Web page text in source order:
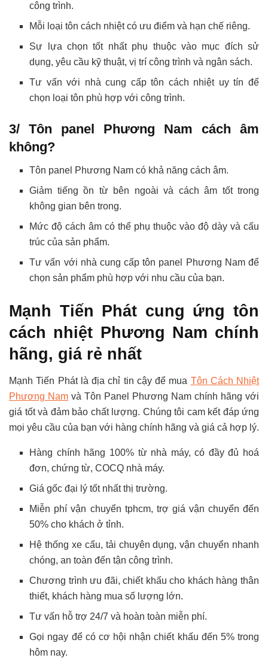
công trình.
Mỗi loại tôn cách nhiệt có ưu điểm và hạn chế riêng.
Sự lựa chọn tốt nhất phụ thuộc vào mục đích sử
dụng, yêu cầu kỹ thuật, vị trí công trình và ngân sách.
Tư vấn với nhà cung cấp tôn cách nhiệt uy tín để
chọn loại tôn phù hợp với công trình.
3/ Tôn panel Phương Nam cách âm
không?
Tôn panel Phương Nam có khả năng cách âm.
Giảm tiếng ồn từ bên ngoài và cách âm tốt trong
không gian bên trong.
Mức độ cách âm có thể phụ thuộc vào độ dày và cấu
trúc của sản phẩm.
Tư vấn với nhà cung cấp tôn panel Phương Nam để
chọn sản phẩm phù hợp với nhu cầu của bạn.
Mạnh Tiến Phát cung ứng tôn
cách nhiệt Phương Nam chính
hãng, giá rẻ nhất
Mạnh Tiến Phát là địa chỉ tin cậy để mua Tôn Cách Nhiệt
Phương Nam và Tôn Panel Phương Nam chính hãng với
giá tốt và đảm bảo chất lượng. Chúng tôi cam kết đáp ứng
mọi yêu cầu của bạn với hàng chính hãng và giá cả hợp lý.
Hàng chính hãng 100% từ nhà máy, có đầy đủ hoá
đơn, chứng từ, COCQ nhà máy.
Giá gốc đại lý tốt nhất thị trường.
Miễn phí vận chuyển tphcm, trợ giá vận chuyển đến
50% cho khách ở tỉnh.
Hệ thống xe cẩu, tải chuyên dụng, vận chuyển nhanh
chóng, an toàn đến tận công trình.
Chương trình ưu đãi, chiết khấu cho khách hàng thân
thiết, khách hàng mua số lượng lớn.
Tư vấn hỗ trợ 24/7 và hoàn toàn miễn phí.
Gọi ngay để có cơ hội nhận chiết khấu đến 5% trong
hôm nay.